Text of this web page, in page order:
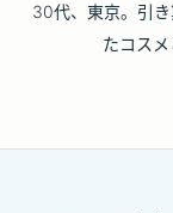
30代、東京。引
たコスメ